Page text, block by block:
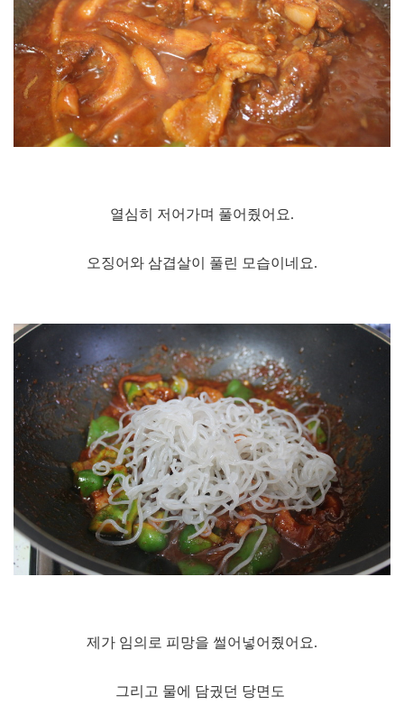
열심히 저어가며 풀어줬어요.
오징어와 삼겹살이 풀린 모습이네요.
제가 임의로 피망을 썰어넣어줬어요.
그리고 물에 담궜던 당면도